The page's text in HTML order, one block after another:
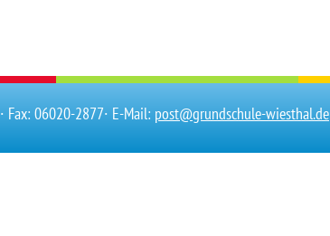
∙ Fax: 06020-2877∙ E-Mail: post@grundschule-wiesthal.de